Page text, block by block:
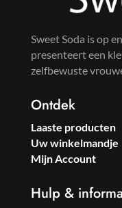
Sweet Soda is op
presenteert een
zelfbewuste
Ontdek
Laaste producten
Uw winkelmandje
Mijn Account
Hulp &